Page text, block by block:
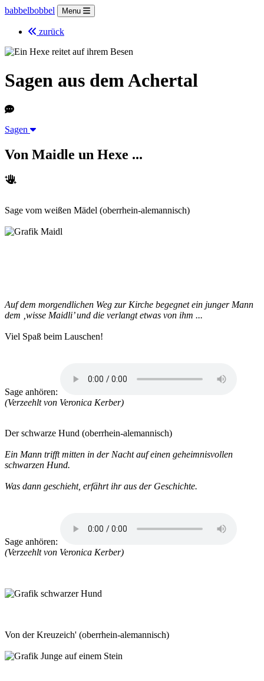
babbelbobbel Menu
zurück
Sagen aus dem Achertal
Sagen
Von Maidle un Hexe ...
Sage vom weißen Mädel (oberrhein-alemannisch)
Auf dem morgendlichen Weg zur Kirche begegnet ein junger Mann
dem ‚wisse Maidli’ und die verlangt etwas von ihm ...
Viel Spaß beim Lauschen!
Sage anhören:
(Verzeehlt von Veronica Kerber)
Der schwarze Hund (oberrhein-alemannisch)
Ein Mann trifft mitten in der Nacht auf einen geheimnisvollen
schwarzen Hund.
Was dann geschieht, erfährt ihr aus der Geschichte.
Sage anhören:
(Verzeehlt von Veronica Kerber)
Von der Kreuzeich' (oberrhein-alemannisch)